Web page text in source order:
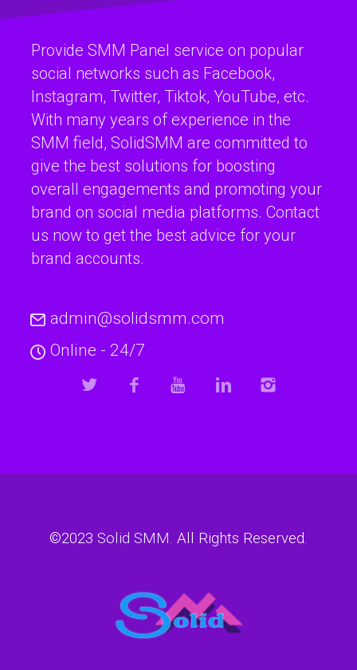
Provide SMM Panel service on popular
social networks such as Facebook,
Instagram, Twitter, Tiktok, YouTube, etc.
With many years of experience in the
SMM field, SolidSMM are committed to
give the best solutions for boosting
overall engagements and promoting your
brand on social media platforms. Contact
us now to get the best advice for your
brand accounts.
admin@solidsmm.com
Online - 24/7
©2023 Solid SMM. All Rights Reserved.